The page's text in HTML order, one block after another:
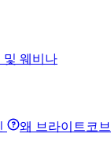
및 웨비나
왜 브라이트코